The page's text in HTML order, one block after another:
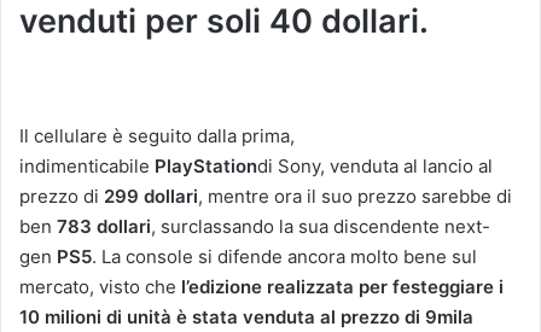
venduti per soli 40 dollari.
Il cellulare è seguito dalla prima,
indimenticabile PlayStationdi Sony, venduta al lancio al
prezzo di 299 dollari, mentre ora il suo prezzo sarebbe di
ben 783 dollari, surclassando la sua discendente next-
gen PS5. La console si difende ancora molto bene sul
mercato, visto che l’edizione realizzata per festeggiare i
10 milioni di unità è stata venduta al prezzo di 9mila